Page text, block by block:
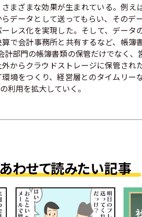
まざまな効果が生まれている。例え
データとして送ってもらい、そのデ
レス化を実現した。そして、データ
で会計事務所と共有するなど、帳簿
計部門の帳簿書類の保管だけでなく、
からクラウドストレージに保管され
境をつくり、経営層とのタイムリー
利用を拡大していく。
わせて読みたい記事